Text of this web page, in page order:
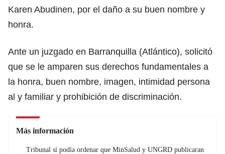
Karen Abudinen, por el daño a su buen nombre y
honra.
Ante un juzgado en Barranquilla (Atlántico), solicitó
que se le amparen sus derechos fundamentales a
la honra, buen nombre, imagen, intimidad persona
al y familiar y prohibición de discriminación.
Más información
Tribunal sí podía ordenar que MinSalud y UNGRD publicaran